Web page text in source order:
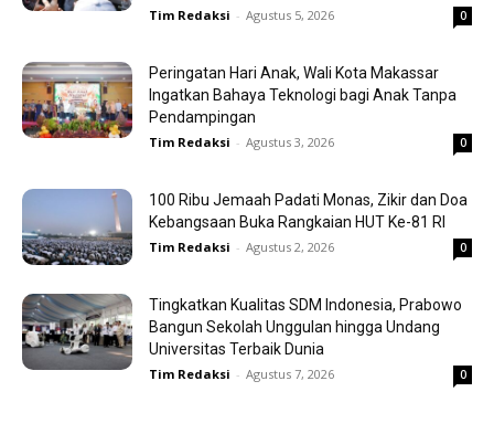
Tim Redaksi - Agustus 5, 2026 0
Peringatan Hari Anak, Wali Kota Makassar
Ingatkan Bahaya Teknologi bagi Anak Tanpa
Pendampingan
Tim Redaksi - Agustus 3, 2026 0
100 Ribu Jemaah Padati Monas, Zikir dan Doa
Kebangsaan Buka Rangkaian HUT Ke-81 RI
Tim Redaksi - Agustus 2, 2026 0
Tingkatkan Kualitas SDM Indonesia, Prabowo
Bangun Sekolah Unggulan hingga Undang
Universitas Terbaik Dunia
Tim Redaksi - Agustus 7, 2026 0